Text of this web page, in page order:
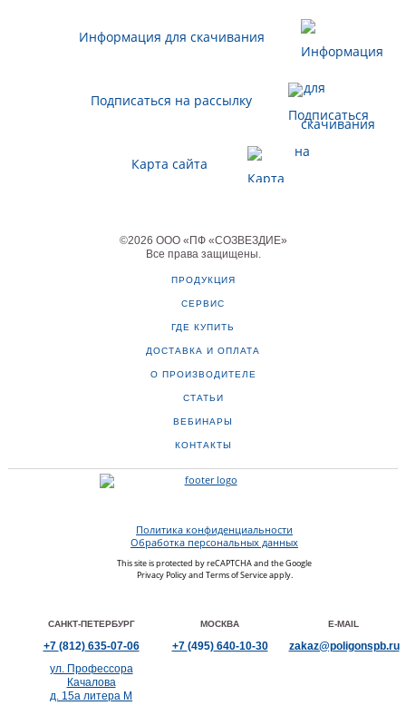
Информация для скачивания
Подписаться на рассылку
Карта сайта
©2026 ООО «ПФ «СОЗВЕЗДИЕ»
Все права защищены.
ПРОДУКЦИЯ
СЕРВИС
ГДЕ КУПИТЬ
ДОСТАВКА И ОПЛАТА
О ПРОИЗВОДИТЕЛЕ
СТАТЬИ
ВЕБИНАРЫ
КОНТАКТЫ
Политика конфиденциальности
Обработка персональных данных
This site is protected by reCAPTCHA and the Google
Privacy Policyand Terms of Serviceapply.
САНКТ-ПЕТЕРБУРГ
+7 (812)635-07-06
ул. Профессора
Качалова
д. 15а литера М
МОСКВА
+7 (495)640-10-30
E-MAIL
zakaz@poligonspb.ru